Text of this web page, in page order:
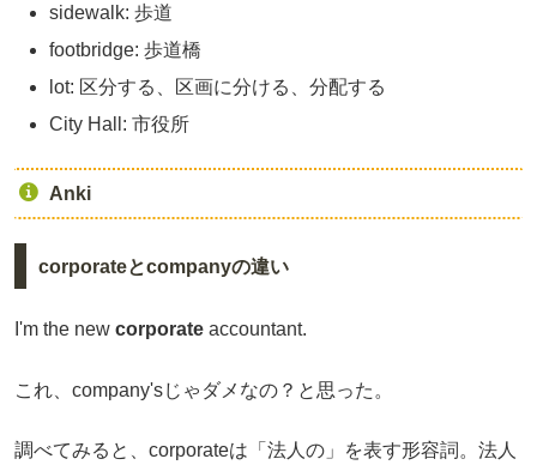
sidewalk: 歩道
footbridge: 歩道橋
lot: 区分する、区画に分ける、分配する
City Hall: 市役所
Anki
corporateとcompanyの違い
I'm the new corporate accountant.
これ、company'sじゃダメなの？と思った。
調べてみると、corporateは「法人の」を表す形容詞。法人